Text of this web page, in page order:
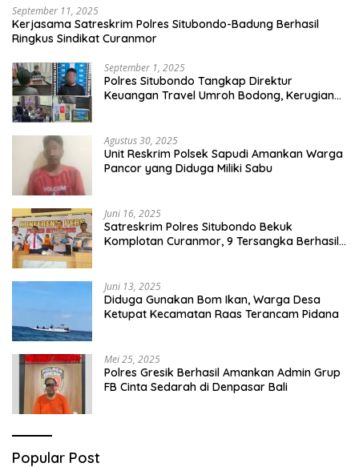
September 11, 2025
Kerjasama Satreskrim Polres Situbondo-Badung Berhasil
Ringkus Sindikat Curanmor
September 1, 2025
Polres Situbondo Tangkap Direktur
Keuangan Travel Umroh Bodong, Kerugian
Agustus 30, 2025
Unit Reskrim Polsek Sapudi Amankan Warga
Pancor yang Diduga Miliki Sabu
Juni 16, 2025
Satreskrim Polres Situbondo Bekuk
Komplotan Curanmor, 9 Tersangka Berhasil
Juni 13, 2025
Diduga Gunakan Bom Ikan, Warga Desa
Ketupat Kecamatan Raas Terancam Pidana
Mei 25, 2025
Polres Gresik Berhasil Amankan Admin Grup
FB Cinta Sedarah di Denpasar Bali
Popular Post